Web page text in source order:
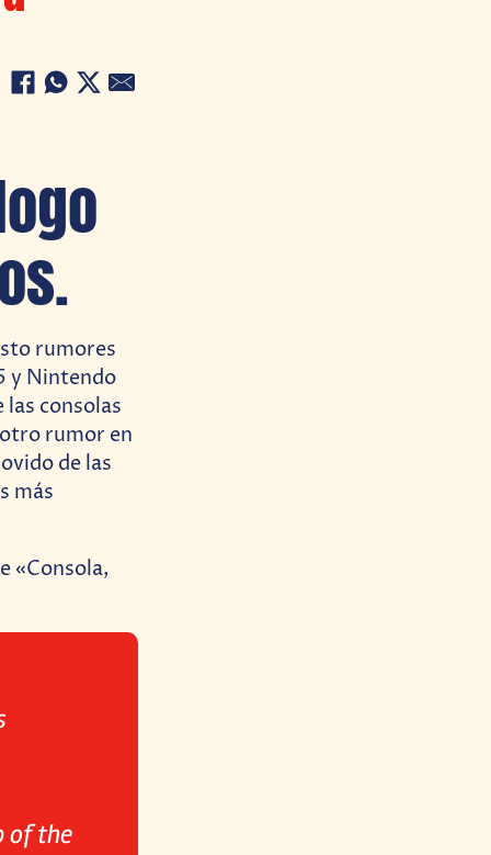
rumores
y Nintendo
consolas
rumor en
de las
más
«Consola,
of the